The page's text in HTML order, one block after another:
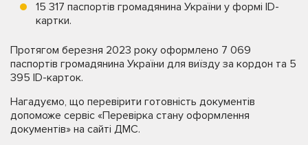
15 317 паспортів громадянина України у формі ID-
картки.
Протягом березня 2023 року оформлено 7 069
паспортів громадянина України для виїзду за кордон та 5
395 ID-карток.
Нагадуємо, що перевірити готовність документів
допоможе сервіс «Перевірка стану оформлення
документів» на сайті ДМС.